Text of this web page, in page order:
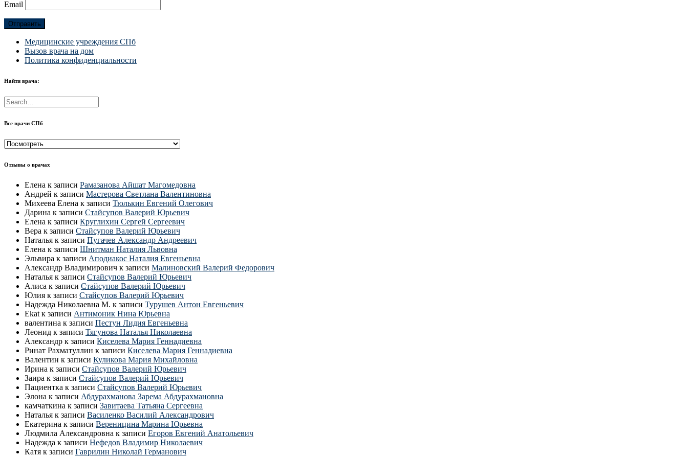
Email
Медицинские учреждения СПб
Вызов врача на дом
Политика конфиденциальности
Найти врача:
Все врачи СПб
Все
СПб
Отзывы о врачах
Елена к записи Рамазанова Айшат Магомедовна
Андрей к записи Мастерова Светлана Валентиновна
Михеева Елена к записи Тюлькин Евгений Олегович
Дарина к записи Стайсупов Валерий Юрьевич
Елена к записи Круглихин Сергей Сергеевич
Вера к записи Стайсупов Валерий Юрьевич
Наталья к записи Пугачев Александр Андреевич
Елена к записи Шнитман Наталия Львовна
Эльвира к записи Аподиакос Наталия Евгеньевна
Александр Владимирович к записи Малиновский Валерий Федорович
Наталья к записи Стайсупов Валерий Юрьевич
Алиса к записи Стайсупов Валерий Юрьевич
Юлия к записи Стайсупов Валерий Юрьевич
Надежда Николаевна М. к записи Турушев Антон Евгеньевич
Ekat к записи Антимоник Нина Юрьевна
валентина к записи Пестун Лидия Евгеньевна
Леонид к записи Тягунова Наталья Николаевна
Александр к записи Киселева Мария Геннадиевна
Ринат Рахматуллин к записи Киселева Мария Геннадиевна
Валентин к записи Куликова Мария Михайловна
Ирина к записи Стайсупов Валерий Юрьевич
Заира к записи Стайсупов Валерий Юрьевич
Пациентка к записи Стайсупов Валерий Юрьевич
Элона к записи Абдурахманова Зарема Абдурахмановна
камчаткина к записи Завитаева Татьяна Сергеевна
Наталья к записи Василенко Василий Александрович
Екатерина к записи Вереницина Марина Юрьевна
Людмила Александровна к записи Егоров Евгений Анатольевич
Надежда к записи Нефедов Владимир Николаевич
Катя к записи Гаврилин Николай Германович